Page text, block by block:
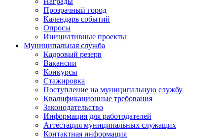
Прозрачный город
Календарь событий
Опросы
Инициативные проекты
Муниципальная служба
Кадровый резерв
Вакансии
Конкурсы
Стажировка
Поступление на муниципальную службу
Квалификационные требования
Законодательство
Информация для работодателей
Аттестация муниципальных служащих
Контактная информация